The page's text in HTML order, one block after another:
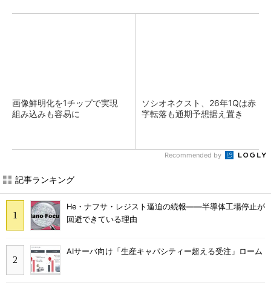
画像鮮明化を1チップで実現
組み込みも容易に
ソシオネクスト、26年1Qは赤
字転落も通期予想据え置き
Recommended by
記事ランキング
He・ナフサ・レジスト逼迫の続報――半導体工場停止が
回避できている理由
AIサーバ向け「生産キャパシティー超える受注」ローム